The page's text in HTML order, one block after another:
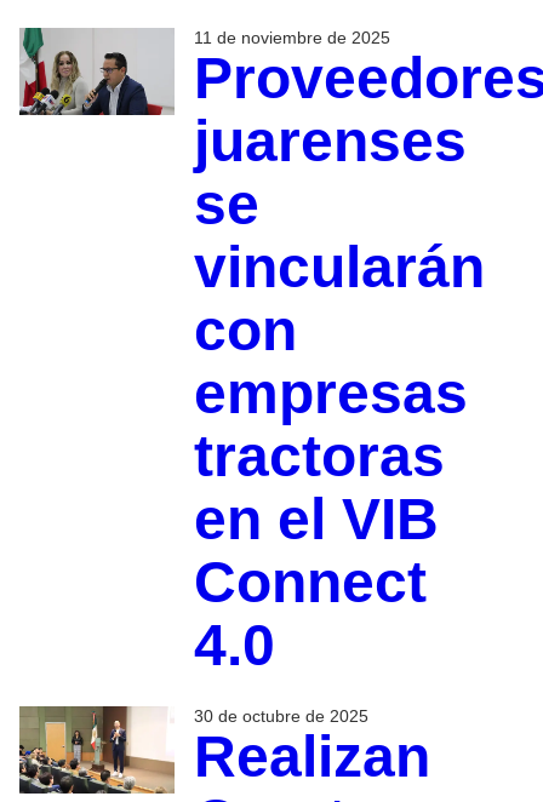
11 de noviembre de 2025
juarenses
se
vincularán
con
empresas
tractoras
en el VIB
Connect
4.0
30 de octubre de 2025
Realizan